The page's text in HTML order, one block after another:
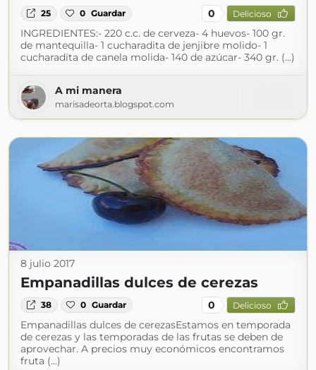
25 0 Guardar 0 Delicioso
INGREDIENTES:- 220 c.c. de cerveza- 4 huevos- 100 gr.
de mantequilla- 1 cucharadita de jenjibre molido- 1
cucharadita de canela molida- 140 de azúcar- 340 gr. (...)
A mi manera
marisadeorta.blogspot.com
8 julio 2017
Empanadillas dulces de cerezas
38 0 Guardar 0 Delicioso
Empanadillas dulces de cerezasEstamos en temporada
de cerezas y las temporadas de las frutas se deben de
aprovechar. A precios muy económicos encontramos
fruta (...)